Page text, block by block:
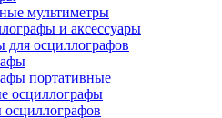
мультиметры
и аксессуары
для осциллографов
портативные
осциллографы